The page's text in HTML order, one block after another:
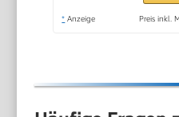
* Anzeige Preis inkl.